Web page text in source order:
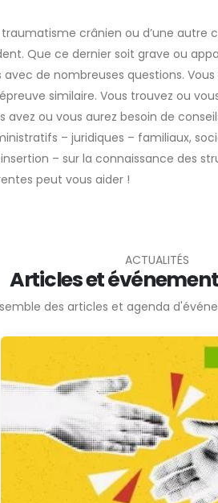
crânien ou d’une autre
Que ce dernier soit grave ou
de nombreuses questions.
similaire. Vous trouvez ou
ou vous aurez besoin de
– juridiques – familiaux,
– sur la connaissance des
peut vous aider !
ACTUALITÉS
Articles et
des articles et agenda